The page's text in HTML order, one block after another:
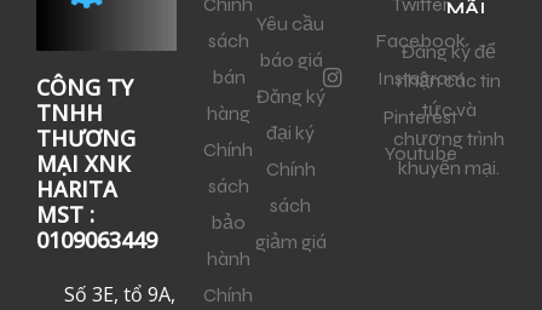
CÔNG TY
TNHH
THƯƠNG
MẠI XNK
HARITA
MST :
0109063449
Số 3E, tổ 9A,
sách
bán
hàng
Chính
sách
bảo
hành
Chính
Yêu cầu
báo giá
Đăng ký
đại ký
Chính
sách
giảm giá
Facebook
Instagram
Pinterest
Youtube
MÃI
Đăng ký để
nhận các tin
tức và
chương trình
khuyến mại.